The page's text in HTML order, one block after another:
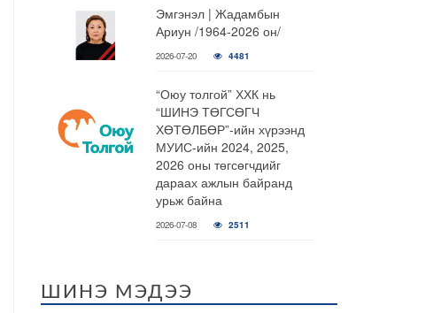
Эмгэнэл | Жадамбын
Ариун /1964-2026 он/
2026-07-20 4481
“Оюу толгой” ХХК нь
“ШИНЭ ТӨГСӨГЧ
ХӨТӨЛБӨР”-ийн хүрээнд
МУИС-ийн 2024, 2025,
2026 оны төгсөгчдийг
дараах ажлын байранд
урьж байна
2026-07-08 2511
ШИНЭ МЭДЭЭ